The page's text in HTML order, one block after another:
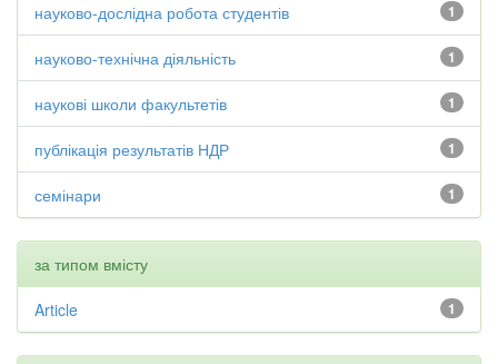
1
науково-дослідна робота студентів
1
науково-технічна діяльність
1
наукові школи факультетів
1
публікація результатів НДР
1
семінари
за типом вмісту
1
Article